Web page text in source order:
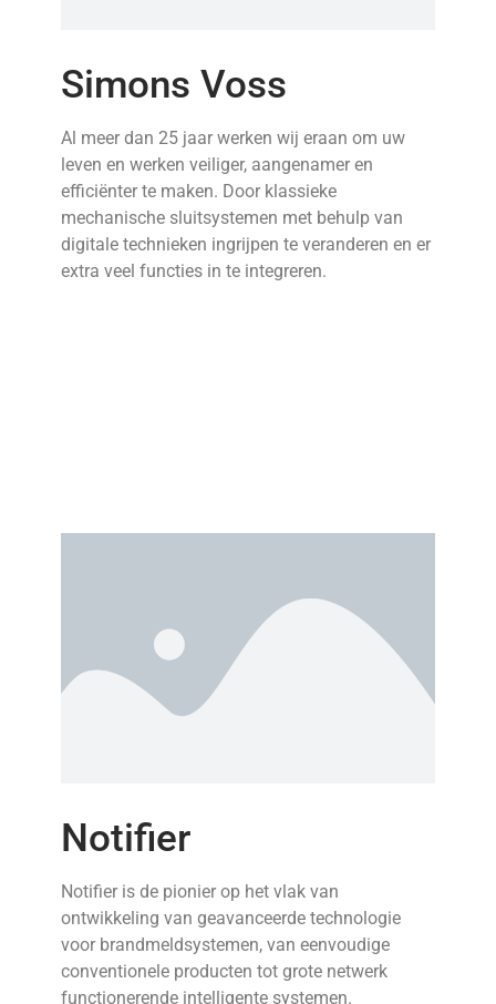
Simons Voss
Al meer dan 25 jaar werken wij eraan om uw
leven en werken veiliger, aangenamer en
efficiënter te maken. Door klassieke
mechanische sluitsystemen met behulp van
digitale technieken ingrijpen te veranderen en er
extra veel functies in te integreren.
Notifier
Notifier is de pionier op het vlak van
ontwikkeling van geavanceerde technologie
voor brandmeldsystemen, van eenvoudige
conventionele producten tot grote netwerk
functionerende intelligente systemen.